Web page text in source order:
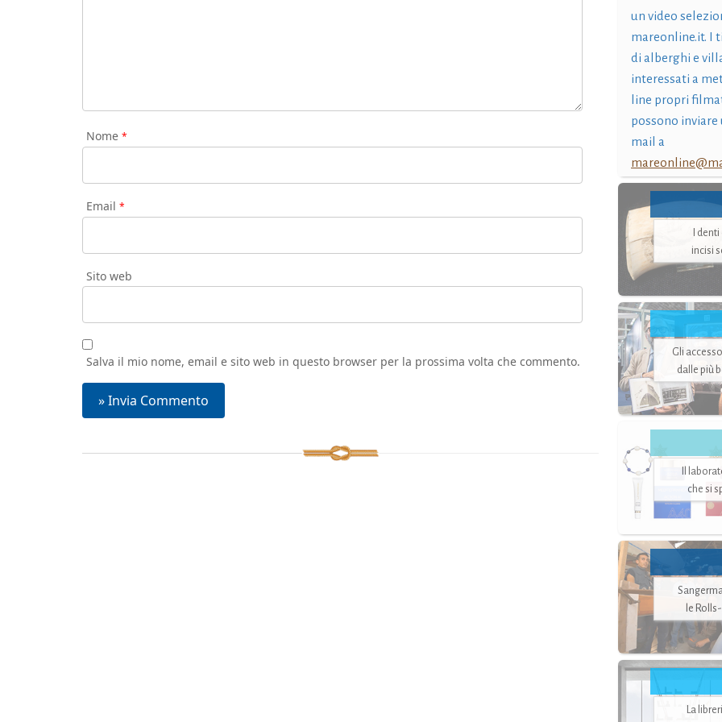
Nome *
Email *
Sito web
Salva il mio nome, email e sito web in questo browser per la prossima volta che commento.
un video
mareonline.it. I
di alberghi e
interessati a
line propri
possono inviare
mail a
I
incisi
Gli
dalle più
Il
che si
le
La